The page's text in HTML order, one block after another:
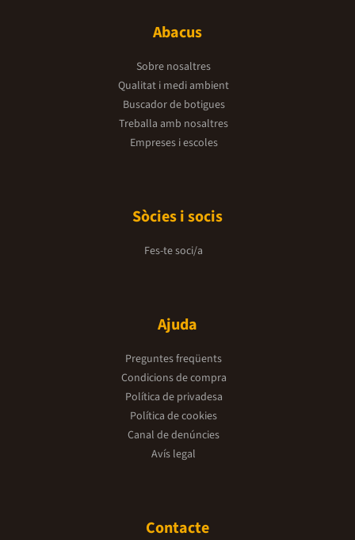
Abacus
Sobre nosaltres
Qualitat i medi ambient
Buscador de botigues
Treballa amb nosaltres
Empreses i escoles
Sòcies i socis
Fes-te soci/a
Ajuda
Preguntes freqüents
Condicions de compra
Política de privadesa
Política de cookies
Canal de denúncies
Avís legal
Contacte